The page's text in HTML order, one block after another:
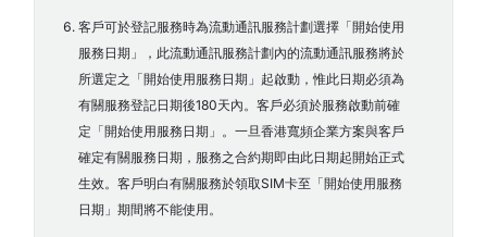
客戶可於登記服務時為流動通訊服務計劃選擇「開始使用
服務日期」，此流動通訊服務計劃內的流動通訊服務將於
所選定之「開始使用服務日期」起啟動，惟此日期必須為
有關服務登記日期後180天內。客戶必須於服務啟動前確
定「開始使用服務日期」。一旦香港寬頻企業方案與客戶
確定有關服務日期，服務之合約期即由此日期起開始正式
生效。客戶明白有關服務於領取SIM卡至「開始使用服務
日期」期間將不能使用。